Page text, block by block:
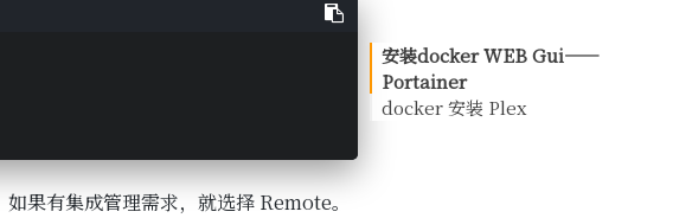
果有集成管理需求，就选择 Remote。
安装docker WEB Gui——
Portainer
docker 安装 Plex